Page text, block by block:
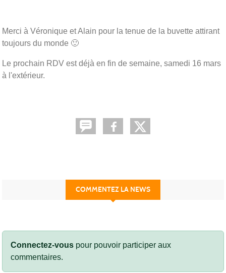
Merci à Véronique et Alain pour la tenue de la buvette attirant
toujours du monde 🙂
Le prochain RDV est déjà en fin de semaine, samedi 16 mars
à l'extérieur.
COMMENTEZ LA NEWS
Connectez-vous pour pouvoir participer aux
commentaires.